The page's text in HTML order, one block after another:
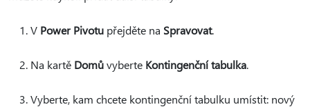
V Power Pivotu přejděte na Spravovat.
Na kartě Domůvyberte Kontingenční tabulka.
Vyberte, kam chcete kontingenční tabulku umístit: nový